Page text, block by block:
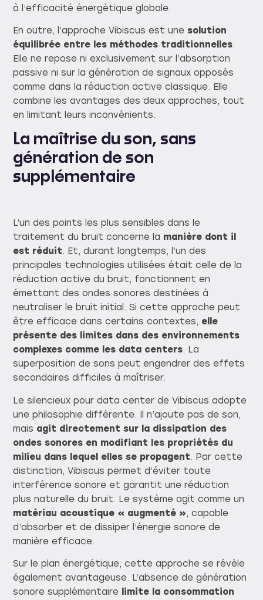
à l’efficacité énergétique globale.
En outre, l’approche Vibiscus est unesolution
équilibrée entre les méthodes traditionnelles.
Elle ne repose ni exclusivement sur l’absorption
passive ni sur la génération de signaux opposés
comme dans la réduction active classique. Elle
combine les avantages des deux approches, tout
en limitant leurs inconvénients.
La maîtrise du son, sans
génération de son
supplémentaire
L’un des points les plus sensibles dans le
traitement du bruit concerne la manière dont il
est réduit. Et, durant longtemps, l’un des
principales technologies utilisées était celle de la
réduction active du bruit, fonctionnent en
émettant des ondes sonores destinées à
neutraliser le bruit initial. Si cette approche peut
être efficace dans certains contextes, elle
présente des limites dans des environnements
complexes comme les data centers. La
superposition de sons peut engendrer des effets
secondaires difficiles à maîtriser.
Le silencieux pour data center de Vibiscus adopte
une philosophie différente. Il n’ajoute pas de son,
mais agit directement sur la dissipation des
ondes sonores en modifiant les propriétés du
milieu dans lequel elles se propagent. Par cette
distinction, Vibiscus permet d’éviter toute
interférence sonore et garantit une réduction
plus naturelle du bruit. Le système agit comme un
matériau acoustique « augmenté », capable
d’absorber et de dissiper l’énergie sonore de
manière efficace.
Sur le plan énergétique, cette approche se révèle
également avantageuse. L’absence de génération
sonore supplémentaire limite la consommation